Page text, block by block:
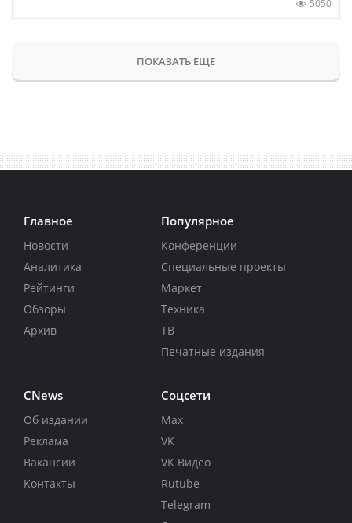
5050
ПОКАЗАТЬ ЕЩЕ
Главное
Новости
Аналитика
Рейтинги
Обзоры
Архив
Популярное
Конференции
Специальные проекты
Маркет
Техника
ТВ
Печатные издания
CNews
Об издании
Реклама
Вакансии
Контакты
Соцсети
Max
VK
VK Видео
Rutube
Telegram